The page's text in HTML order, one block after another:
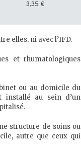
3,35 €
elles, ni avec l’IFD.
et rhumatologiques
ou au domicile du
installé au sein d’un
structure de soins ou
autre que ceux qui